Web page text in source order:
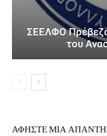
ΣΕΕΛΦΟ
του
ΑΦΗΣΤΕ ΜΙΑ